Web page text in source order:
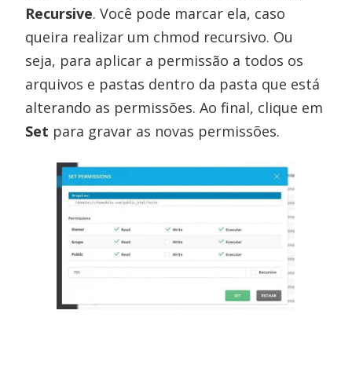
Recursive. Você pode marcar ela, caso
queira realizar um chmod recursivo. Ou
seja, para aplicar a permissão a todos os
arquivos e pastas dentro da pasta que está
alterando as permissões. Ao final, clique em
Set para gravar as novas permissões.